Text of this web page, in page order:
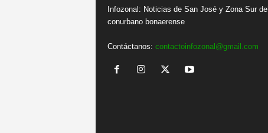
Infozonal: Noticias de San José y Zona Sur del
conurbano bonaerense
Contáctanos: contactoinfozonal@gmail.com